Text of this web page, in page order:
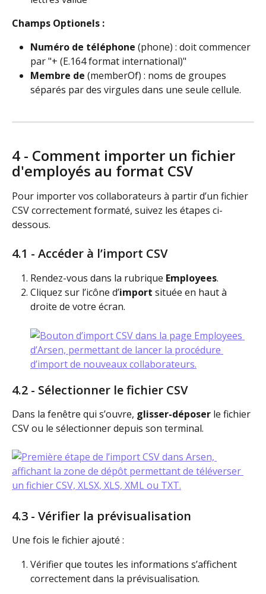
Champs Optionels :
Numéro de téléphone (phone) : doit commencer
par "+ (E.164 format international)"
Membre de (memberOf) : noms de groupes
séparés par des virgules dans une seule cellule.
4 - Comment importer un fichier
d'employés au format CSV
Pour importer vos collaborateurs à partir d’un fichier
CSV correctement formaté, suivez les étapes ci-
dessous.
4.1 - Accéder à l’import CSV
Rendez-vous dans la rubrique Employees.
Cliquez sur l’icône d’import située en haut à
droite de votre écran.
4.2 - Sélectionner le fichier CSV
Dans la fenêtre qui s’ouvre, glisser-déposer le fichier
CSV ou le sélectionner depuis son terminal.
4.3 - Vérifier la prévisualisation
Une fois le fichier ajouté :
Vérifier que toutes les informations s’affichent
correctement dans la prévisualisation.